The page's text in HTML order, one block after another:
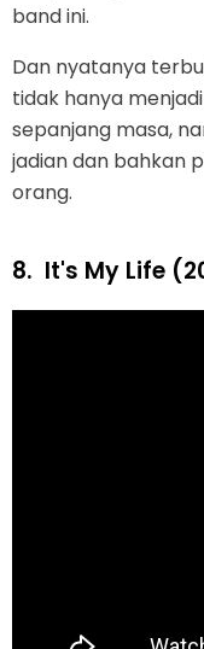
band ini.
Dan nyatanya
tidak hanya
sepanjang masa,
jadian dan bahkan
orang.
8. It's My Life